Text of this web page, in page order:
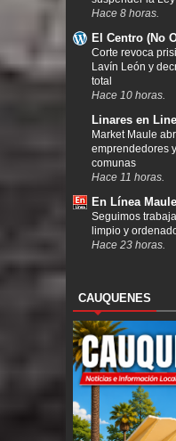
Hace 8 horas.
El Centro (No
Corte revoca
Lavín León y
total
Hace 10 horas.
Linares en
Market Maule
emprendedores
comunas
Hace 11 horas.
En Línea Maule
Seguimos
limpio y
Hace 23 horas.
CAUQUENES